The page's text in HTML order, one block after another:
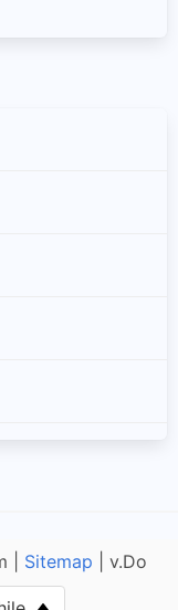
| Sitemap | v.Do